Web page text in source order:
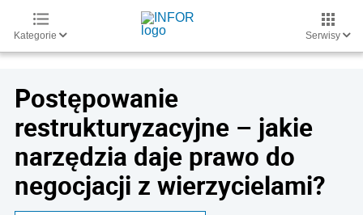
Kategorie Serwisy
Postępowanie
restrukturyzacyjne – jakie
narzędzia daje prawo do
negocjacji z wierzycielami?